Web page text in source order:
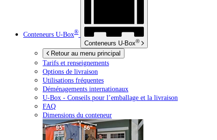
Conteneurs U-Box®
Conteneurs U-Box®
Retour au menu principal
Tarifs et renseignements
Options de livraison
Utilisations fréquentes
Déménagements internationaux
U-Box - Conseils pour l’emballage et la livraison
FAQ
Dimensions du conteneur